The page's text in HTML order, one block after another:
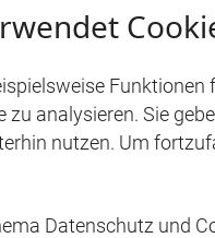
analysieren. Sie
nutzen. Um
Datenschutz und